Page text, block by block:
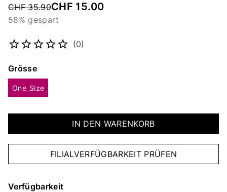
Price reduced from
CHF 35.90CHF 15.00
58% gespart
(0)
Grösse
One_Size
IN DEN WARENKORB
FILIALVERFÜGBARKEIT PRÜFEN
Verfügbarkeit